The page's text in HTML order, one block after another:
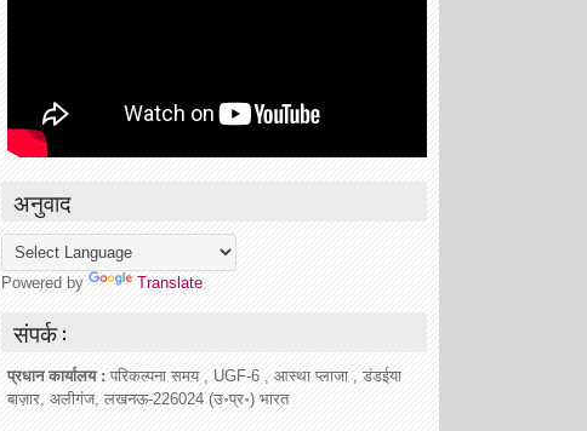
अनुवाद
Powered by Translate
संपर्क :
प्रधान कार्यालय :परिकल्पना समय , UGF-6 , आस्था प्लाजा , डंडईया
बाज़ार, अलीगंज, लखनऊ-226024 (उ॰प्र॰) भारत